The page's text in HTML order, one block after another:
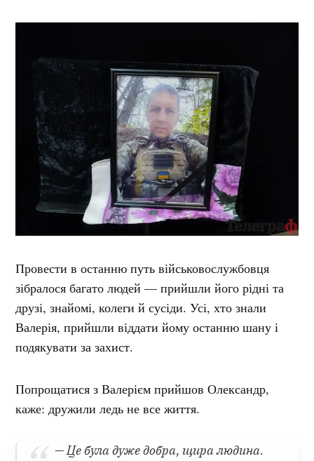
Провести в останню путь військовослужбовця
зібралося багато людей — прийшли його рідні та
друзі, знайомі, колеги й сусіди. Усі, хто знали
Валерія, прийшли віддати йому останню шану і
подякувати за захист.
Попрощатися з Валерієм прийшов Олександр,
каже: дружили ледь не все життя.
— Це була дуже добра, щира людина.